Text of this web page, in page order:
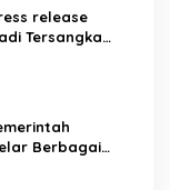
release
Tersangka
ALS dan
Berbagai